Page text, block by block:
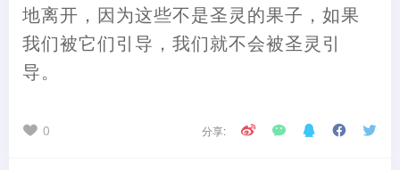
地离开，因为这些不是圣灵的果子，如果
我们被它们引导，我们就不会被圣灵引
导。
0 分享: